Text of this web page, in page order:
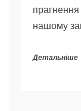
нашому
Детальніше